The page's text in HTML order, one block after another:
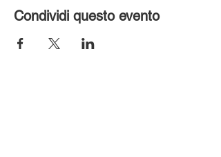
Condividi questo evento